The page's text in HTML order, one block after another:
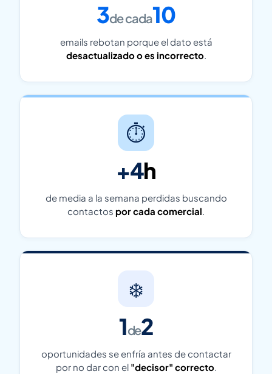
3de cada10
emails rebotan porque el dato está
desactualizado o es incorrecto.
⏱
+4h
de media a la semana perdidas buscando
contactos por cada comercial.
❄️
1de2
oportunidades se enfría antes de contactar
por no dar con el "decisor" correcto.